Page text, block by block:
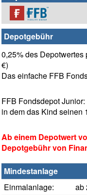
Depotgebühr
0,25% des
€)
Das einfache FFB
FFB Fondsdepot
in dem das Kind seinen
Ab einem Depotwert
Depotgebühr von
Mindestanlage
Einmalanlage:
ab